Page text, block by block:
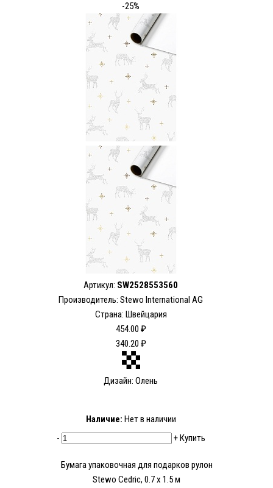
-25%
Артикул: SW2528553560
Производитель: Stewo International AG
Страна: Швейцария
454.00 ₽
340.20 ₽
Дизайн: Олень
Наличие: Нет в наличии
-
+Купить
Бумага упаковочная для подарков рулон
Stewo Cedric, 0.7 x 1.5 м